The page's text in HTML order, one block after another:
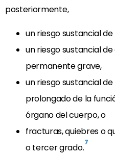
posteriormente,
un riesgo sustancial
un riesgo sustancial
permanente grave,
un riesgo sustancial
prolongado de la
órgano del cuerpo, o
fracturas, quiebres o
o tercer grado.7